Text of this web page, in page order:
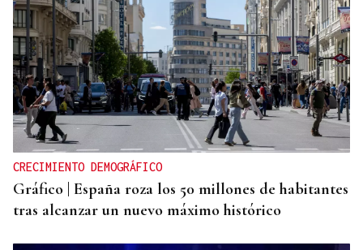
CRECIMIENTO DEMOGRÁFICO
Gráfico | España roza los 50 millones de habitantes
tras alcanzar un nuevo máximo histórico